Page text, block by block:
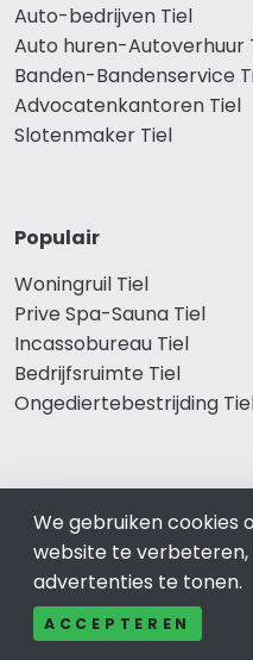
Auto-bedrijven Tiel
Auto huren-Autoverhuur
Banden-Bandenservice
Advocatenkantoren Tiel
Slotenmaker Tiel
Populair
Woningruil Tiel
Prive Spa-Sauna Tiel
Incassobureau Tiel
Bedrijfsruimte Tiel
Ongediertebestrijding
We gebruiken cookies
website te
advertenties te tonen.
ACCEPTEREN